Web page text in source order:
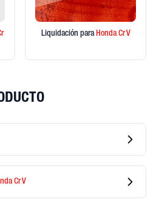
Liquidación paraHondaCr V
Cr V